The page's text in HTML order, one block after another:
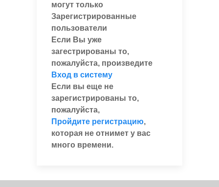
могут только
Зарегистрированные
пользователи
Если Вы уже
загестрированы то,
пожалуйста, произведите
Вход в систему
Если вы еще не
зарегистрированы то,
пожалуйста,
Пройдите регистрацию,
которая не отнимет у вас
много времени.